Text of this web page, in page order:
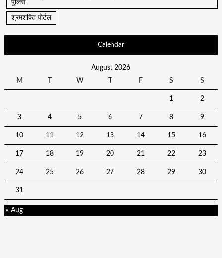
पुलिस
श्रमशक्ति पोर्टल
Calendar
August 2026
M
T W T F S S
1 2
3 4 5 6 7 8 9
10 11 12 13 14 15 16
17 18 19 20 21 22 23
24 25 26 27 28 29 30
31
« Aug